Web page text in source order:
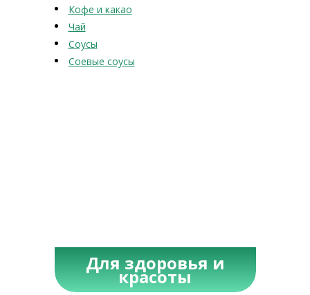
Кофе и какао
Чай
Соусы
Соевые соусы
Для здоровья и
красоты